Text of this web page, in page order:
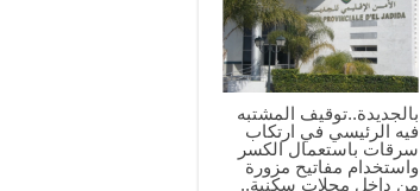
بالجديدة..توقيف المشتبه
فيه الرئيسي في ارتكاب
سرقات باستعمال الكسر
واستخدام مفاتيح مزورة
من داخل محلات سكنية..